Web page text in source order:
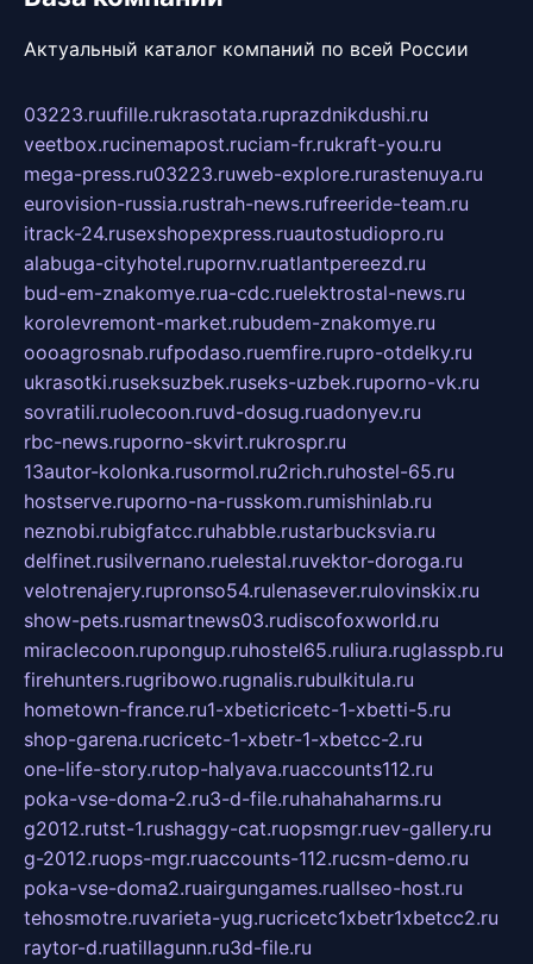
Актуальный каталог компаний по всей России
03223.ruufille.rukrasotata.ruprazdnikdushi.ru
veetbox.rucinemapost.ruciam-fr.rukraft-you.ru
mega-press.ru03223.ruweb-explore.rurastenuya.ru
eurovision-russia.rustrah-news.rufreeride-team.ru
itrack-24.rusexshopexpress.ruautostudiopro.ru
alabuga-cityhotel.rupornv.ruatlantpereezd.ru
bud-em-znakomye.rua-cdc.ruelektrostal-news.ru
korolevremont-market.rubudem-znakomye.ru
oooagrosnab.rufpodaso.ruemfire.rupro-otdelky.ru
ukrasotki.ruseksuzbek.ruseks-uzbek.ruporno-vk.ru
sovratili.ruolecoon.ruvd-dosug.ruadonyev.ru
rbc-news.ruporno-skvirt.rukrospr.ru
13autor-kolonka.rusormol.ru2rich.ruhostel-65.ru
hostserve.ruporno-na-russkom.rumishinlab.ru
neznobi.rubigfatcc.ruhabble.rustarbucksvia.ru
delfinet.rusilvernano.ruelestal.ruvektor-doroga.ru
velotrenajery.rupronso54.rulenasever.rulovinskix.ru
show-pets.rusmartnews03.rudiscofoxworld.ru
miraclecoon.rupongup.ruhostel65.ruliura.ruglasspb.ru
firehunters.rugribowo.rugnalis.rubulkitula.ru
hometown-france.ru1-xbeticricetc-1-xbetti-5.ru
shop-garena.rucricetc-1-xbetr-1-xbetcc-2.ru
one-life-story.rutop-halyava.ruaccounts112.ru
poka-vse-doma-2.ru3-d-file.ruhahahaharms.ru
g2012.rutst-1.rushaggy-cat.ruopsmgr.ruev-gallery.ru
g-2012.ruops-mgr.ruaccounts-112.rucsm-demo.ru
poka-vse-doma2.ruairgungames.ruallseo-host.ru
tehosmotre.ruvarieta-yug.rucricetc1xbetr1xbetcc2.ru
raytor-d.ruatillagunn.ru3d-file.ru